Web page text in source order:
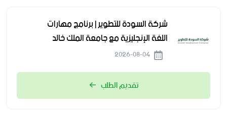
شركة السودة للتطوير | برنامج مهارات
اللغة الإنجليزية مع جامعة الملك خالد
تقديم الطلب